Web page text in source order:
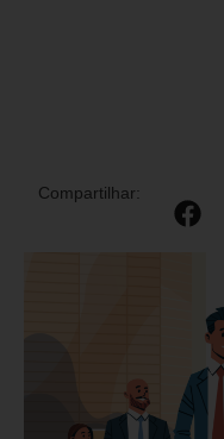
Compartilhar: